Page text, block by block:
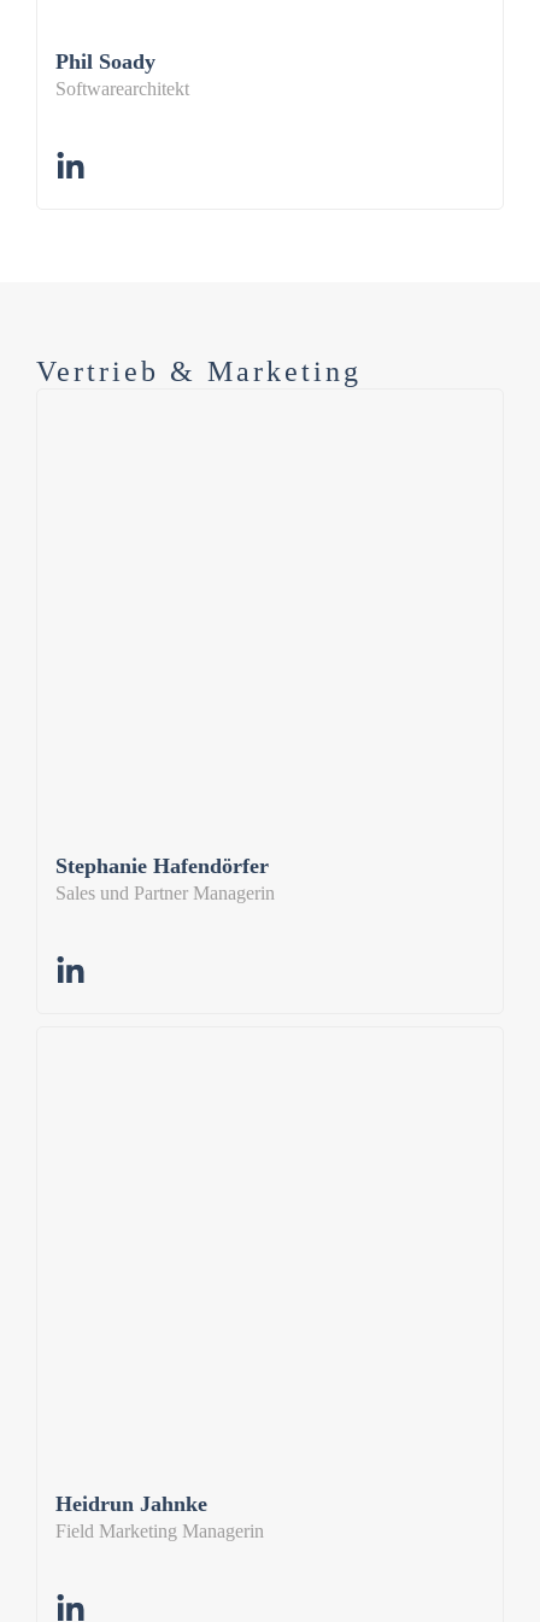
Phil Soady
Softwarearchitekt
Vertrieb & Marketing
Stephanie Hafendörfer
Sales und Partner Managerin
Heidrun Jahnke
Field Marketing Managerin